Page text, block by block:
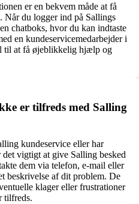
er en bekvem måde at få
Når du logger ind på Sallings
chatboks, hvor du kan indtaste
en kundeservicemedarbejder i
til at få øjeblikkelig hjælp og
er tilfreds med Salling
kundeservice eller har
vigtigt at give Salling besked
dem via telefon, e-mail eller
beskrivelse af dit problem. De
klager eller frustrationer
tilfreds.